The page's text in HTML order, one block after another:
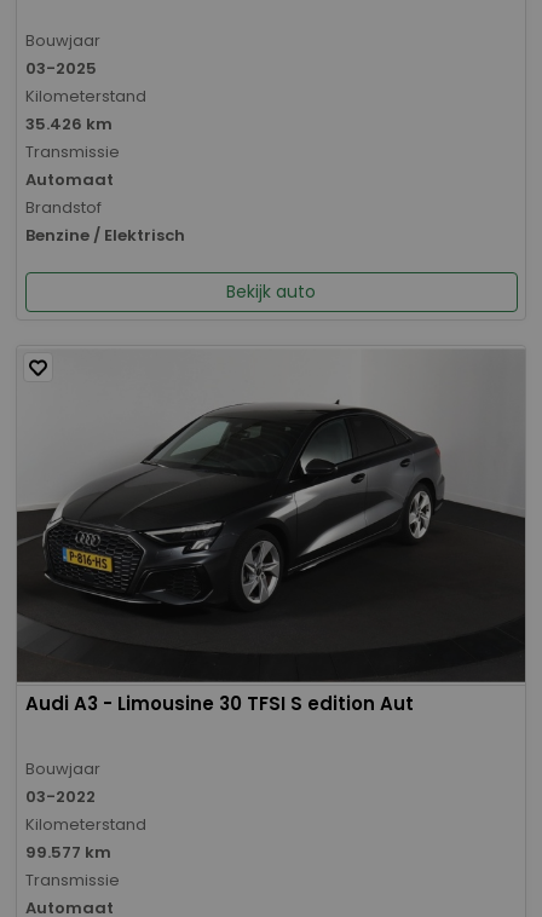
Bouwjaar
03-2025
Kilometerstand
35.426 km
Transmissie
Automaat
Brandstof
Benzine / Elektrisch
Bekijk auto
Audi A3 - Limousine 30 TFSI S edition Aut
Bouwjaar
03-2022
Kilometerstand
99.577 km
Transmissie
Automaat